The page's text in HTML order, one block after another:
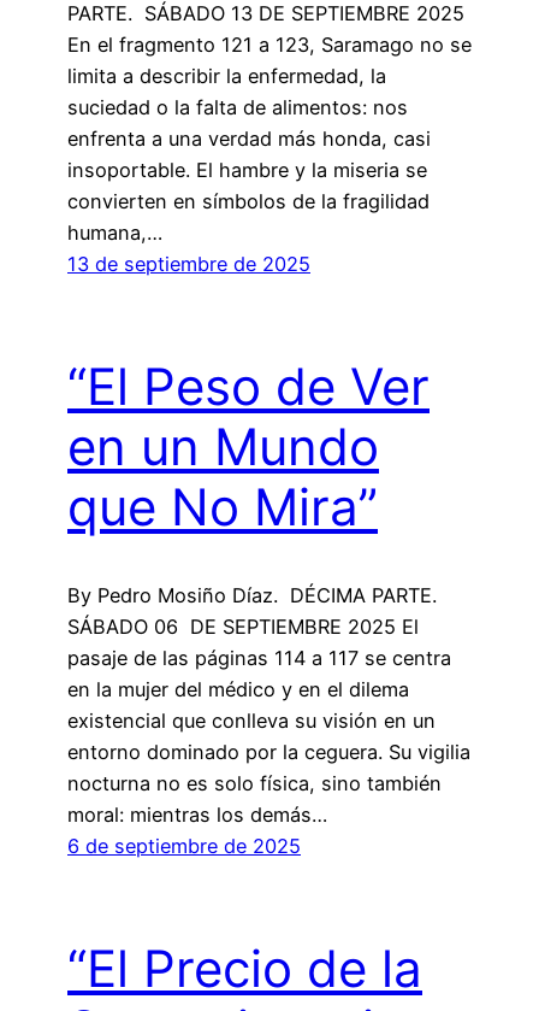
PARTE. SÁBADO 13 DE SEPTIEMBRE 2025
En el fragmento 121 a 123, Saramago no se
limita a describir la enfermedad, la
suciedad o la falta de alimentos: nos
enfrenta a una verdad más honda, casi
insoportable. El hambre y la miseria se
convierten en símbolos de la fragilidad
humana,…
13 de septiembre de 2025
“El Peso de Ver
en un Mundo
que No Mira”
By Pedro Mosiño Díaz. DÉCIMA PARTE.
SÁBADO 06 DE SEPTIEMBRE 2025 El
pasaje de las páginas 114 a 117 se centra
en la mujer del médico y en el dilema
existencial que conlleva su visión en un
entorno dominado por la ceguera. Su vigilia
nocturna no es solo física, sino también
moral: mientras los demás…
6 de septiembre de 2025
“El Precio de la